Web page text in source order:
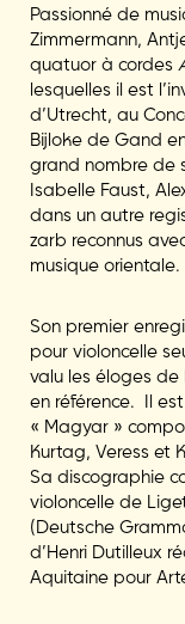
Passionné de
Zimmermann,
quatuor à cordes
lesquelles il est
d’Utrecht, au
Bijloke de Gand
grand nombre de
Isabelle Faust,
dans un autre
zarb reconnus
musique orientale.
Son premier
pour violoncelle
valu les éloges
en référence. Il
« Magyar »
Kurtag, Veress et
Sa discographie
violoncelle de
(Deutsche
d’Henri Dutilleux
Aquitaine pour